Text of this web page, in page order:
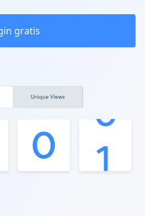
gratis